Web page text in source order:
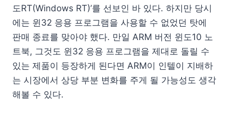
도RT(Windows RT)’를 선보인 바 있다. 하지만 당시
에는 윈32 응용 프로그램을 사용할 수 없었던 탓에
판매 종료를 맞아야 했다. 만일 ARM 버전 윈도10 노
트북, 그것도 윈32 응용 프로그램을 제대로 돌릴 수
있는 제품이 등장하게 된다면 ARM이 인텔이 지배하
는 시장에서 상당 부분 변화를 주게 될 가능성도 생각
해볼 수 있다.